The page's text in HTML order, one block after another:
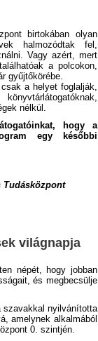
birtokában olyan
halmozódtak fel,
Vagy azért, mert
a polcokon,
gyűjtőkörébe.
a helyet foglalják,
nélkül.
hogy a
egy későbbi
Tudásközpont
világnapja
népét, hogy jobban
és megbecsülje
szavakkal nyilvánította
amelynek alkalmából
0. szintjén.